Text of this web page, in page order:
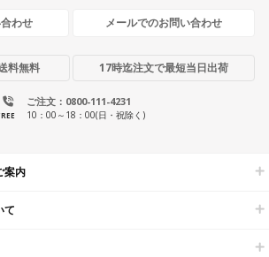
わせ メールでのお問い合わせ
料無料 17時迄注文で最短当日出荷
ご注文：0800-111-4231
10：00～18：00(日・祝除く)
案内
て